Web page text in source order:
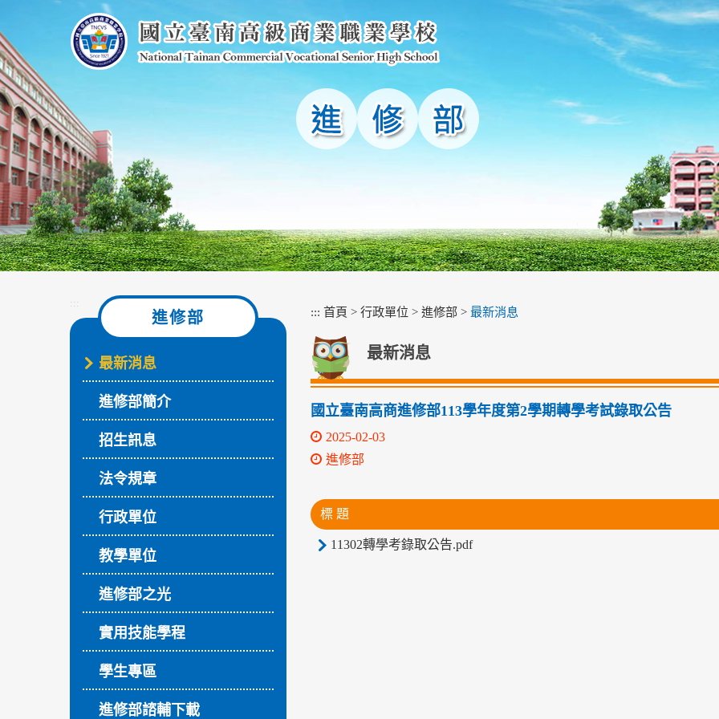
主
要
內
容
區
塊
:::
進修部
最新消息
進修部簡介
招生訊息
法令規章
行政單位
教學單位
進修部之光
實用技能學程
學生專區
進修部諮輔下載
::: 首頁 > 行政單位 > 進修部 > 最新消息
最新消息
國立臺南高商進修部113學年度第2學期轉學考試錄取公告
2025-02-03
進修部
標 題
11302轉學考錄取公告.pdf